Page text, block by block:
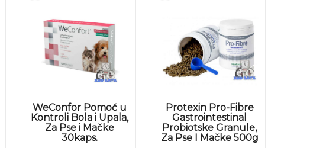
WeConfor Pomoć u
Kontroli Bola i Upala,
Za Pse i Mačke
30kaps.
Protexin Pro-Fibre
Gastrointestinal
Probiotske Granule,
Za Pse I Mačke 500g